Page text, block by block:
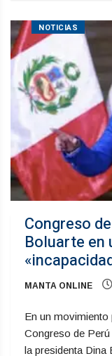
NOTICIAS
Congreso
Boluarte en
MANTA ONLINE
En un
Congreso de
la presidenta Dina